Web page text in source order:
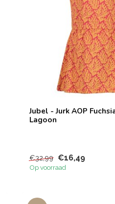
Jubel - Jurk AOP
Lagoon
€32,99 €16,49
Op voorraad